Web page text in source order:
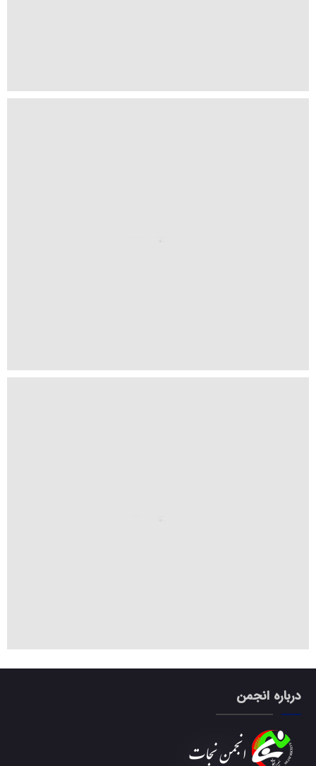
درباره انجمن